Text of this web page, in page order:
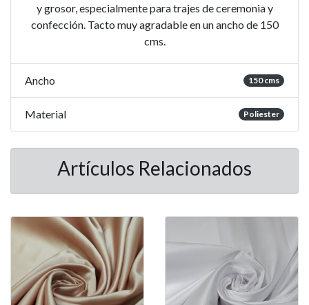
y grosor, especialmente para trajes de ceremonia y
confección. Tacto muy agradable en un ancho de 150
cms.
Ancho 150 cms
Material Poliester
Artículos Relacionados